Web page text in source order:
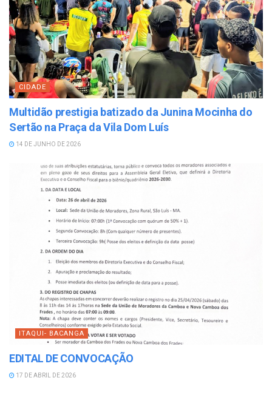
CIDADE
Multidão prestigia batizado da Junina Mocinha do
Sertão na Praça da Vila Dom Luís
14 DE JUNHO DE 2026
ITAQUI- BACANGA
EDITAL DE CONVOCAÇÃO
17 DE ABRIL DE 2026